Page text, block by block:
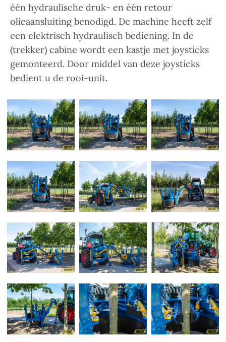
één hydraulische druk- en één retour
olieaansluiting benodigd. De machine heeft zelf
een elektrisch hydraulisch bediening. In de
(trekker) cabine wordt een kastje met joysticks
gemonteerd. Door middel van deze joysticks
bedient u de rooi-unit.